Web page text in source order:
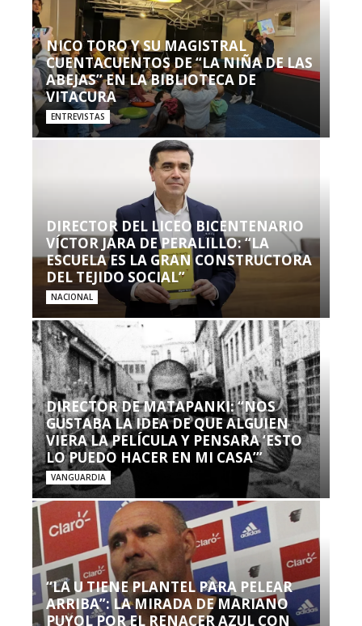
NICO TORO Y SU MAGISTRAL
CUENTACUENTOS DE “LA NIÑA DE LAS
ABEJAS” EN LA BIBLIOTECA DE
VITACURA
ENTREVISTAS
DIRECTOR DEL LICEO BICENTENARIO
VÍCTOR JARA DE PERALILLO: “LA
ESCUELA ES LA GRAN CONSTRUCTORA
DEL TEJIDO SOCIAL”
NACIONAL
DIRECTOR DE MATAPANKI: “NOS
GUSTABA LA IDEA DE QUE ALGUIEN
VIERA LA PELÍCULA Y PENSARA ‘ESTO
LO PUEDO HACER EN MI CASA’”
VANGUARDIA
“LA U TIENE PLANTEL PARA PELEAR
ARRIBA”: LA MIRADA DE MARIANO
PUYOL POR EL RENACER AZUL CON